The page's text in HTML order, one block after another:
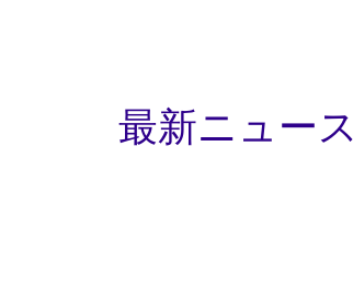
最新ニュース